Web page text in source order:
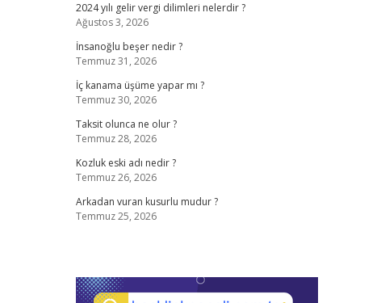
2024 yılı gelir vergi dilimleri nelerdir ?
Ağustos 3, 2026
İnsanoğlu beşer nedir ?
Temmuz 31, 2026
İç kanama üşüme yapar mı ?
Temmuz 30, 2026
Taksit olunca ne olur ?
Temmuz 28, 2026
Kozluk eski adı nedir ?
Temmuz 26, 2026
Arkadan vuran kusurlu mudur ?
Temmuz 25, 2026